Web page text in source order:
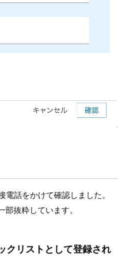
話をかけて確認しました。
抜粋しています。
クリストとして登録され